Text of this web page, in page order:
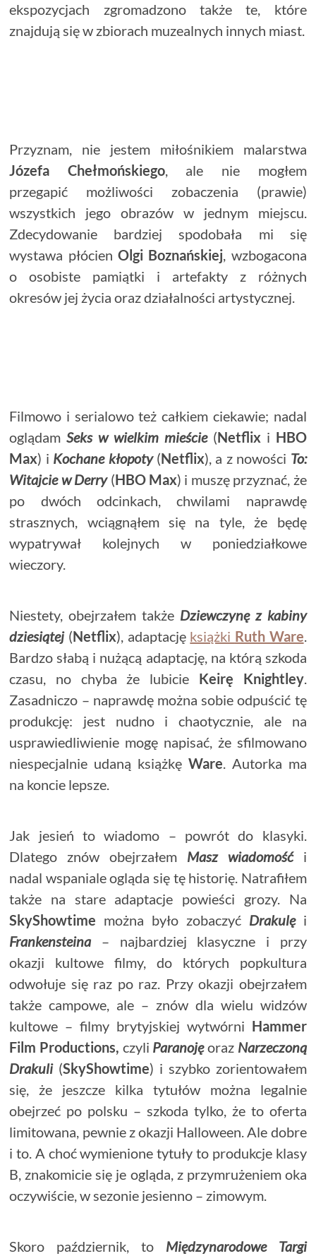
ekspozycjach zgromadzono także te, które
znajdują się w zbiorach muzealnych innych miast.
Przyznam, nie jestem miłośnikiem malarstwa
Józefa Chełmońskiego, ale nie mogłem
przegapić możliwości zobaczenia (prawie)
wszystkich jego obrazów w jednym miejscu.
Zdecydowanie bardziej spodobała mi się
wystawa płócien Olgi Boznańskiej, wzbogacona
o osobiste pamiątki i artefakty z różnych
okresów jej życia oraz działalności artystycznej.
Filmowo i serialowo też całkiem ciekawie; nadal
oglądamSeks w wielkim mieście(Netflixi HBO
Max) i Kochane kłopoty (Netflix), a z nowości To:
Witajcie w Derry(HBO Max) i muszę przyznać, że
po dwóch odcinkach, chwilami naprawdę
strasznych, wciągnąłem się na tyle, że będę
wypatrywał kolejnych w poniedziałkowe
wieczory.
Niestety, obejrzałem także Dziewczynę z kabiny
dziesiątej(Netflix), adaptację książki Ruth Ware.
Bardzo słabą i nużącą adaptację, na którą szkoda
czasu, no chyba że lubicie Keirę Knightley.
Zasadniczo – naprawdę można sobie odpuścić tę
produkcję: jest nudno i chaotycznie, ale na
usprawiedliwienie mogę napisać, że sfilmowano
niespecjalnie udaną książkę Ware. Autorka ma
na koncie lepsze.
Jak jesień to wiadomo – powrót do klasyki.
Dlatego znów obejrzałem Masz wiadomośći
nadal wspaniale ogląda się tę historię. Natrafiłem
także na stare adaptacje powieści grozy. Na
SkyShowtime można było zobaczyć Drakulęi
Frankensteina– najbardziej klasyczne i przy
okazji kultowe filmy, do których popkultura
odwołuje się raz po raz. Przy okazji obejrzałem
także campowe, ale – znów dla wielu widzów
kultowe – filmy brytyjskiej wytwórni Hammer
Film Productions, czyli ParanojęorazNarzeczoną
Drakuli(SkyShowtime) i szybko zorientowałem
się, że jeszcze kilka tytułów można legalnie
obejrzeć po polsku – szkoda tylko, że to oferta
limitowana, pewnie z okazji Halloween. Ale dobre
i to. A choć wymienione tytuły to produkcje klasy
B, znakomicie się je ogląda, z przymrużeniem oka
oczywiście, w sezonie jesienno – zimowym.
Skoro październik, to Międzynarodowe Targi